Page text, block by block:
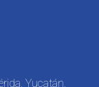
Yucatán,